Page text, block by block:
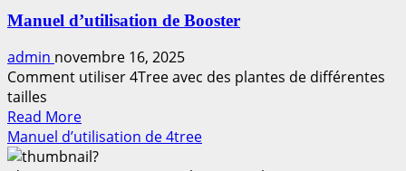
#BOOSTER
que
les
agriculteurs
connaître
!
pour
le
Poids
Maïs!
Un
Manuel d’utilisation de Booster
admin novembre 16, 2025
Comment utiliser 4Tree avec des plantes de différentes
tailles
Read MoreRead
more
about
Manuel d’utilisation de 4tree